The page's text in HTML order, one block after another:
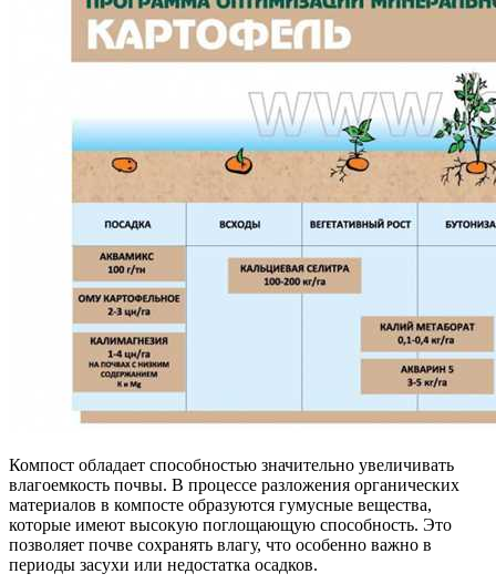
Компост обладает способностью значительно увеличивать
влагоемкость почвы. В процессе разложения органических
материалов в компосте образуются гумусные вещества,
которые имеют высокую поглощающую способность. Это
позволяет почве сохранять влагу, что особенно важно в
периоды засухи или недостатка осадков.